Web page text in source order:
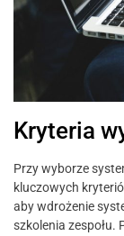
Kryteria
Przy wyborze
kluczowych
aby wdrożenie
szkolenia zespołu.